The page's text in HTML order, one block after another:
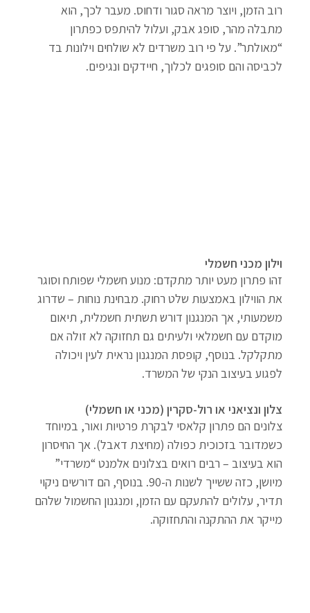
רוב הזמן, ויוצר מראה סגור ודחוס. מעבר לכך, הוא
מתבלה מהר, סופג אבק, ועלול להיתפס כפתרון
“מאולתר”. על פי רוב משרדים לא שולחים וילונות בד
לכביסה והם סופגים לכלוך, חיידקים ונגיפים.
וילון מכני חשמלי
זהו פתרון מעט יותר מתקדם: מנוע חשמלי שפותח וסוגר
את הווילון באמצעות שלט רחוק. מבחינת נוחות – שדרוג
משמעותי, אך המנגנון דורש תשתית חשמלית, תיאום
מוקדם עם חשמלאי ולעיתים גם תחזוקה לא זולה אם
מתקלקל. בנוסף, קופסת המנגנון נראית לעין ויכולה
לפגוע בעיצוב הנקי של המשרד.
צלון ונציאני או רול-סקרין (מכני או חשמלי)
צלונים הם פתרון קלאסי לבקרת פרטיות ואור, במיוחד
כשמדובר בזכוכית כפולה (מחיצת דאבל). אך החיסרון
הוא בעיצוב – רבים רואים בצלונים אלמנט “משרדי”
מיושן, כזה ששייך לשנות ה-90. בנוסף, הם דורשים ניקוי
תדיר, עלולים להתעקם עם הזמן, ומנגנון החשמול שלהם
מייקר את ההתקנה והתחזוקה.